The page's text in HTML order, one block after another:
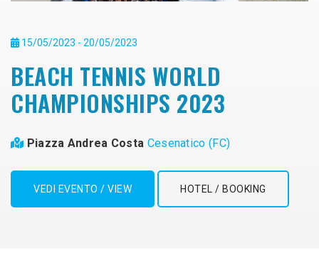
15/05/2023 - 20/05/2023
BEACH TENNIS WORLD
CHAMPIONSHIPS 2023
Piazza Andrea Costa Cesenatico (FC)
VEDI EVENTO / VIEW HOTEL / BOOKING